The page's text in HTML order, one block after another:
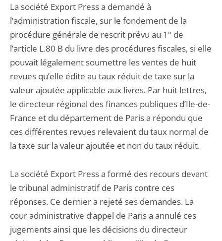
La société Export Press a demandé à
l’administration fiscale, sur le fondement de la
procédure générale de rescrit prévu au 1° de
l’article L.80 B du livre des procédures fiscales, si elle
pouvait légalement soumettre les ventes de huit
revues qu’elle édite au taux réduit de taxe sur la
valeur ajoutée applicable aux livres. Par huit lettres,
le directeur régional des finances publiques d’Ile-de-
France et du département de Paris a répondu que
ces différentes revues relevaient du taux normal de
la taxe sur la valeur ajoutée et non du taux réduit.
La société Export Press a formé des recours devant
le tribunal administratif de Paris contre ces
réponses. Ce dernier a rejeté ses demandes. La
cour administrative d’appel de Paris a annulé ces
jugements ainsi que les décisions du directeur